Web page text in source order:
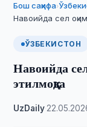
Бош саҳифа›
Навоийда сел
ЎЗБЕКИСТОН
Навоийда
этилмоқда
UzDaily